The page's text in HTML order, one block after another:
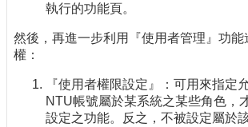
執行的功能頁。
然後，再進一步利用『使用者管理』功能
權：
『使用者權限設定』：可用來指定
NTU帳號屬於某系統之某些角色，
設定之功能。反之，不被設定屬於